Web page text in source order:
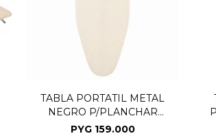
TABLA PORTATIL METAL
NEGRO P/PLANCHAR
33X90CM
PYG 159.000